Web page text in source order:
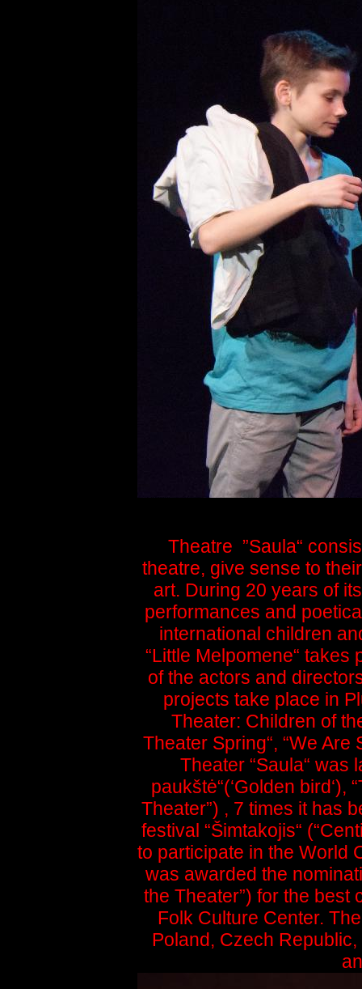
Theatre ”Saula“
theatre, give sense to
art. During 20 years of
performances and
international children
“Little Melpomene“
of the actors and
projects take place in
Theater: Children of
Theater Spring“, “We Are
Theater “Saula“ was
paukštė“(‘Golden bird‘),
Theater”) , 7 times it has
festival “Šimtakojis“
to participate in the World
was awarded the
the Theater”) for the best
Folk Culture Center.
Poland, Czech